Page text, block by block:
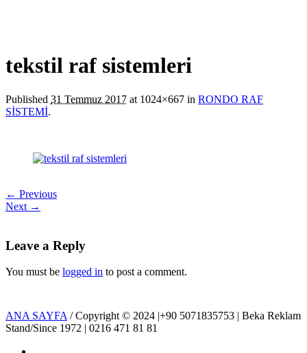
tekstil raf sistemleri
Published 31 Temmuz 2017 at 1024×667 in RONDO RAF
SİSTEMİ.
← Previous
Next →
Leave a Reply
You must be logged in to post a comment.
ANA SAYFA / Copyright © 2024 |+90 5071835753 | Beka Reklam
Stand/Since 1972 | 0216 471 81 81